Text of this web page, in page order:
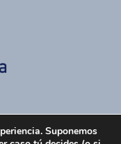
Suponemos